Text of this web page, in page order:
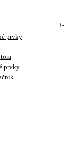
+-
prvky
prvky